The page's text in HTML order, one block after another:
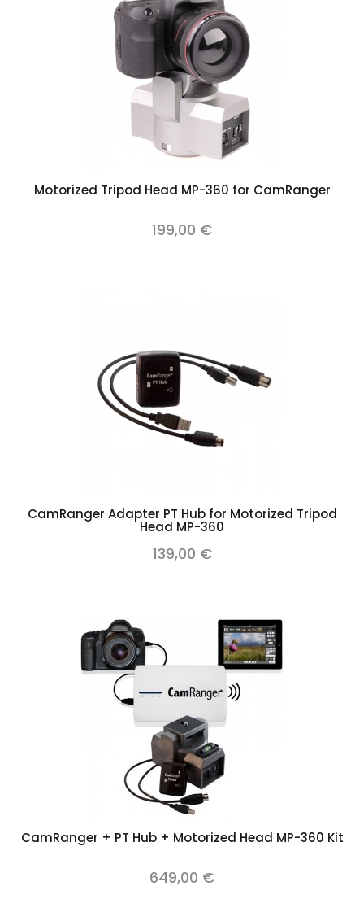
Motorized Tripod Head MP-360 for CamRanger
199,00 €
CamRanger Adapter PT Hub for Motorized Tripod
Head MP-360
139,00 €
CamRanger + PT Hub + Motorized Head MP-360 Kit
649,00 €